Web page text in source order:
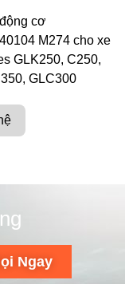
cơ
M274 cho xe
GLK250, C250,
GLC300
Ngay